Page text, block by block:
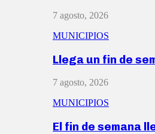
7 agosto, 2026
MUNICIPIOS
Llega un fin de
7 agosto, 2026
MUNICIPIOS
El fin de semana